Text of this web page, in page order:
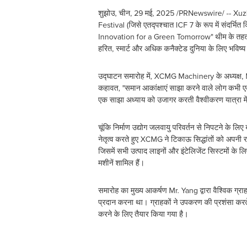
शुझोउ, चीन, 29 मई, 2025/PRNewswire/ --
Festival (जिसे एतद्पश्चात ICF 7 के रूप में संदर्भित
Innovation for a Green Tomorrow" थीम के
हरित, स्मार्ट और अधिक कनैक्टेड दुनिया के लिए
उद्घाटन समारोह में, XCMG Machinery के अध्यक्ष,
कहावत, "समान आकांक्षाएं साझा करने वाले लोग कभी
एक साझा अध्याय को उजागर करती वैश्वीकरण
चूंकि निर्माण उद्योग जलवायु परिवर्तन से निपटने के
नेतृत्व करते हुए XCMG ने टिकाऊ सिद्धांतों को अपनी
जिसमें सभी उत्पाद लाइनों और इंटेलिजेंट सिस्टमों के
मशीनें शामिल हैं।
समारोह का मुख्य आकर्षण Mr. Yang द्वारा वैश्विक
प्रदान करना था। ग्राहकों ने उपकरण की प्रशंसा
करने के लिए तैयार किया गया है।